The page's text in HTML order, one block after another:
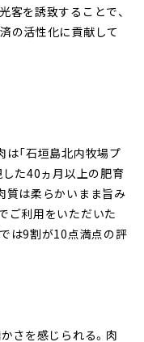
客を誘致することで、
の活性化に貢献して
「石垣島北内牧場プ
した40ヵ月以上の肥育
質は柔らかいまま旨み
ご利用をいただいた
は9割が10点満点の評
さを感じられる。肉